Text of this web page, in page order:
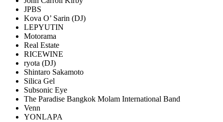
JPBS
Kova O’ Sarin (DJ)
LEPYUTIN
Motorama
Real Estate
RICEWINE
ryota (DJ)
Shintaro Sakamoto
Silica Gel
Subsonic Eye
The Paradise Bangkok Molam International Band
Venn
YONLAPA